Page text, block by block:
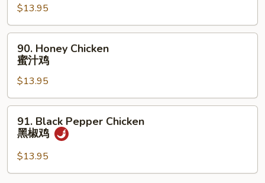
川
鸡
$13.95
90.
Honey
Chicken
汁
鸡
90. Honey Chicken
蜜汁鸡
$13.95
91.
Black
Pepper
Chicken
黑
91. Black Pepper Chicken
黑椒鸡
$13.95